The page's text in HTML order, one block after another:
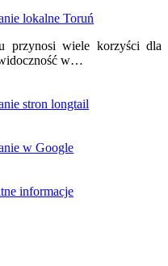
lokalne Toruń
przynosi wiele korzyści dla
w…
stron longtail
w Google
informacje